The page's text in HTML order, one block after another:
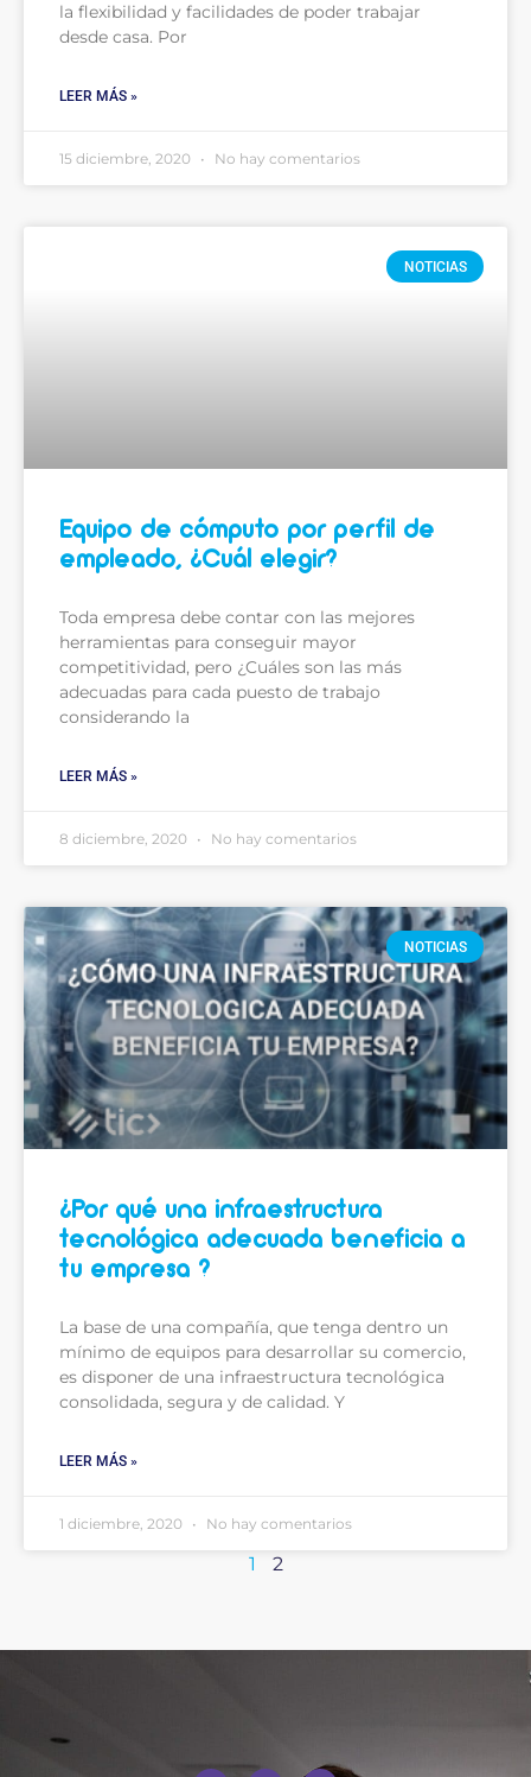
la flexibilidad y facilidades de poder trabajar
desde casa. Por
LEER MÁS »
15 diciembre, 2020 No hay comentarios
NOTICIAS
Equipo de cómputo por perfil de
empleado, ¿Cuál elegir?
Toda empresa debe contar con las mejores
herramientas para conseguir mayor
competitividad, pero ¿Cuáles son las más
adecuadas para cada puesto de trabajo
considerando la
LEER MÁS »
8 diciembre, 2020 No hay comentarios
NOTICIAS
¿Por qué una infraestructura
tecnológica adecuada beneficia a
tu empresa ?
La base de una compañía, que tenga dentro un
mínimo de equipos para desarrollar su comercio,
es disponer de una infraestructura tecnológica
consolidada, segura y de calidad. Y
LEER MÁS »
1 diciembre, 2020 No hay comentarios
1 2